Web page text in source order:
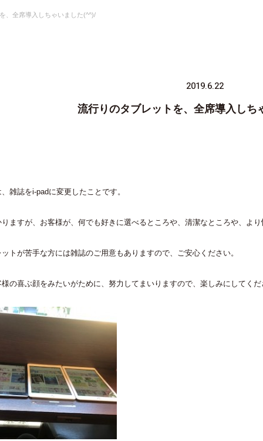
、全席導入しちゃいました(^^)/
2019.6.22
流行りのタブレットを、全席導入しち
雑誌をi-padに変更したことです。
ますが、お客様が、何でも好きに選べるところや、清潔なところや、よ
トが苦手な方には雑誌のご用意もありますので、ご安心ください。
の喜ぶ顔をみたいがために、努力してまいりますので、楽しみにしてくだ